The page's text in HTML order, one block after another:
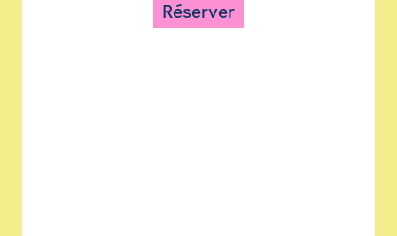
Réserver